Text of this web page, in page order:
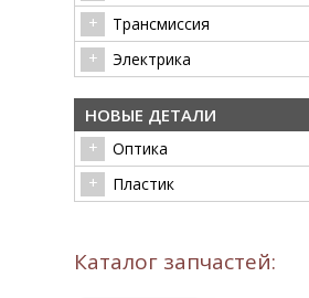
Трансмиссия
Электрика
НОВЫЕ ДЕТАЛИ
Оптика
Пластик
Каталог запчастей: